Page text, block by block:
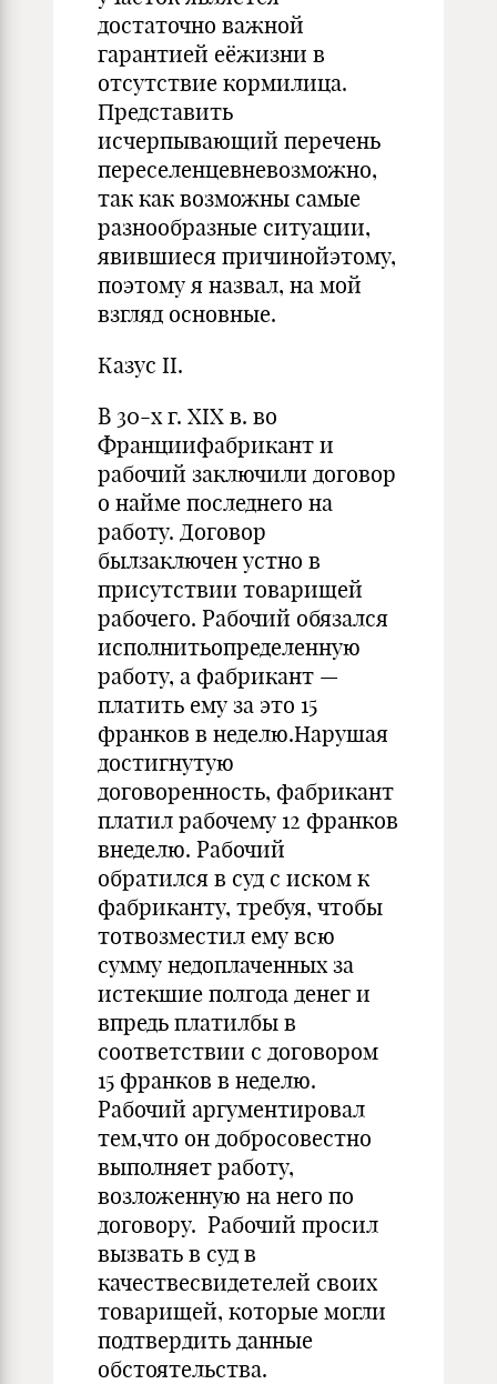
достаточно важной
гарантией еёжизни в
отсутствие кормилица.
Представить
исчерпывающий перечень
переселенцевневозможно,
так как возможны самые
разнообразные ситуации,
явившиеся причинойэтому,
поэтому я назвал, на мой
взгляд основные.
Казус II.
В 30-х г. XIX в. во
Франциифабрикант и
рабочий заключили договор
о найме последнего на
работу. Договор
былзаключен устно в
присутствии товарищей
рабочего. Рабочий обязался
исполнитьопределенную
работу, а фабрикант —
платить ему за это 15
франков в неделю.Нарушая
достигнутую
договоренность, фабрикант
платил рабочему 12 франков
внеделю. Рабочий
обратился в суд с иском к
фабриканту, требуя, чтобы
тотвозместил ему всю
сумму недоплаченных за
истекшие полгода денег и
впредь платилбы в
соответствии с договором
15 франков в неделю.
Рабочий аргументировал
тем,что он добросовестно
выполняет работу,
возложенную на него по
договору. Рабочий просил
вызвать в суд в
качествесвидетелей своих
товарищей, которые могли
подтвердить данные
обстоятельства.